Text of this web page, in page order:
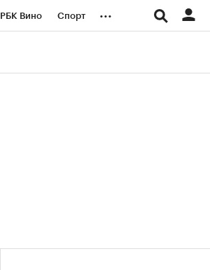
РБК Вино Спорт ...